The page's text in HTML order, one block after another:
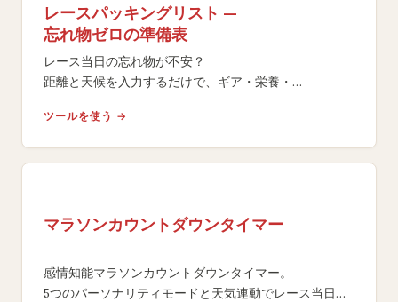
レースパッキングリスト —
忘れ物ゼロの準備表
レース当日の忘れ物が不安？
距離と天候を入力するだけで、ギア・栄養・
チェックリストを生成。
ツールを使う →
マラソンカウントダウンタイマー
感情知能マラソンカウントダウンタイマー。
5つのパーソナリティモードと天気連動でレース当日ま